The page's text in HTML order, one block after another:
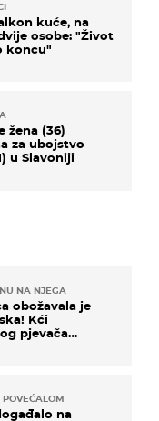
kuće, na
osobe: "Život
koncu"
žena (36)
za ubojstvo
u Slavoniji
NA NJEGA
obožavala je
Kći
pjevača
POVEĆALOM
na